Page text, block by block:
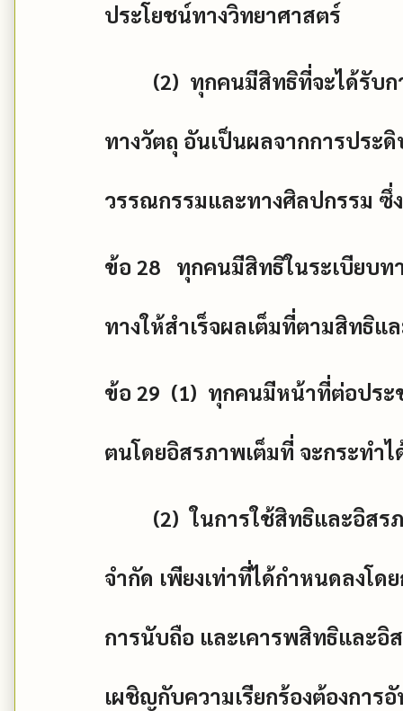
ประโยชน์ทางวิทยาศาสตร์
(2) ทุกคนมีสิทธิที่จะได้รับก
ทางวัตถุ อันเป็นผลจากการประ
วรรณกรรมและทางศิลปกรรม ซึ่
ข้อ 28 ทุกคนมีสิทธิในระเบียบท
ทางให้สำเร็จผลเต็มที่ตามสิทธิ
ข้อ 29 (1) ทุกคนมีหน้าที่ต่อปร
ตนโดยอิสรภาพเต็มที่ จะกระทำ
(2)ในการใช้สิทธิและอิส
จำกัด เพียงเท่าที่ได้กำหนดลงโ
การนับถือ และเคารพสิทธิและ
เผชิญกับความเรียกร้องต้องการ